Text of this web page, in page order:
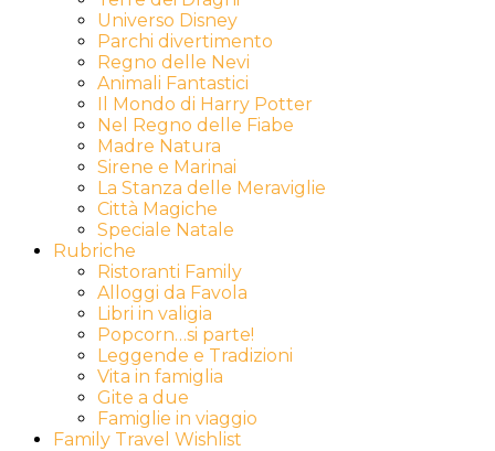
Universo Disney
Parchi divertimento
Regno delle Nevi
Animali Fantastici
Il Mondo di Harry Potter
Nel Regno delle Fiabe
Madre Natura
Sirene e Marinai
La Stanza delle Meraviglie
Città Magiche
Speciale Natale
Rubriche
Ristoranti Family
Alloggi da Favola
Libri in valigia
Popcorn…si parte!
Leggende e Tradizioni
Vita in famiglia
Gite a due
Famiglie in viaggio
Family Travel Wishlist